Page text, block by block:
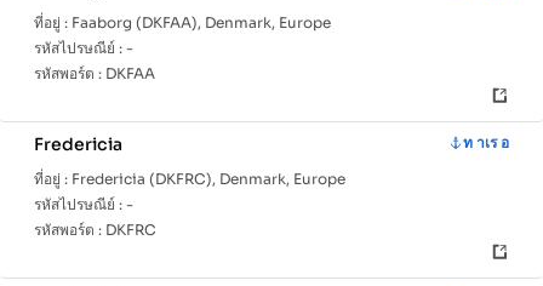
ที่อยู่ : Faaborg (DKFAA), Denmark, Europe
รหัสไปรษณีย์ : -
รหัสพอร์ต : DKFAA
Fredericia
ท าเร อ
ที่อยู่ : Fredericia (DKFRC), Denmark, Europe
รหัสไปรษณีย์ : -
รหัสพอร์ต : DKFRC